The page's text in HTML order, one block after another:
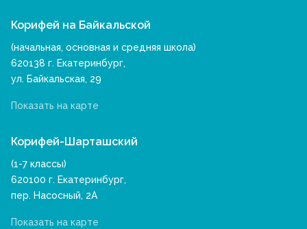
Корифей на Байкальской
(начальная, основная и средняя школа)
620138 г. Екатеринбург,
ул. Байкальская, 29
Показать на карте
Корифей-Шарташский
(1-7 классы)
620100 г. Екатеринбург,
пер. Насосный, 2А
Показать на карте